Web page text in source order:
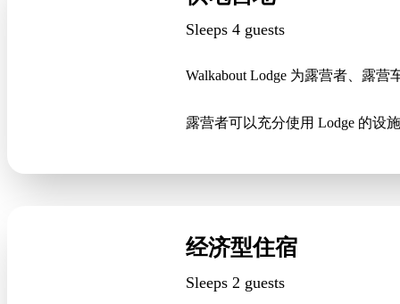
Sleeps 4 guests
Walkabout Lodge 为露营者、露
露营者可以充分使用 Lodge 的设
经济型住宿
Sleeps 2 guests